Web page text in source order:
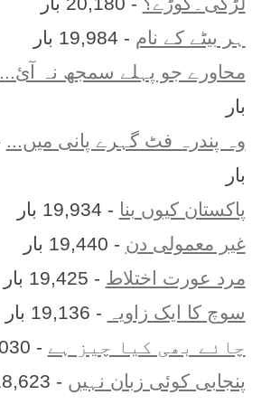
ہر بيٹے کے نام - 19,984 بار
محاورے جو پہلے سمجھ نہ آئ...
بار
وہ پندرہ فٹ گہرے پانی میں...
بار
پاکستان کیوں بنا - 19,934 بار
غیر معمولی دن - 19,440 بار
مرد عورت اختلاط - 19,425 بار
سوچ کا ایک زاویہ
- 19,136 بار
چائے بھی کیا چیز ہے - 19,030 بار
پنجابی کوئی زبان نہیں - 18,623 بار